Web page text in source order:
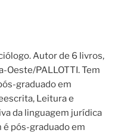
Autor de 6 livros,
Oeste/PALLOTTI. Tem
graduado em
Leitura e
da linguagem jurídica
é pós-graduado em